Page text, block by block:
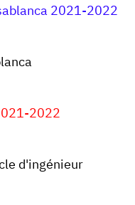
2021-2022
2022
d'ingénieur